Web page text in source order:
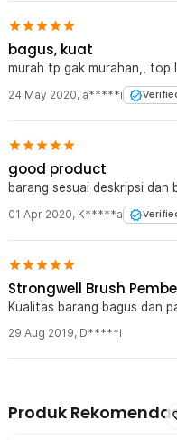
bagus, kuat
murah tp gak murahan,, top
24 May 2020, a*****i
good product
barang sesuai deskripsi dan
01 Apr 2020, K*****a
Strongwell Brush
Kualitas barang bagus dan
29 Aug 2019, D*****i
Produk